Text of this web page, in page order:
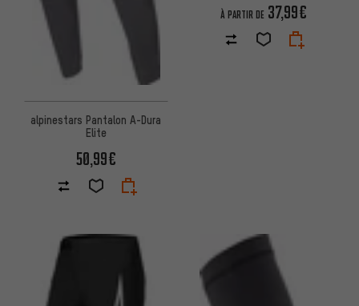
alpinestars Pantalon A-Dura
Elite
50,99€
À PARTIR DE 37,99€